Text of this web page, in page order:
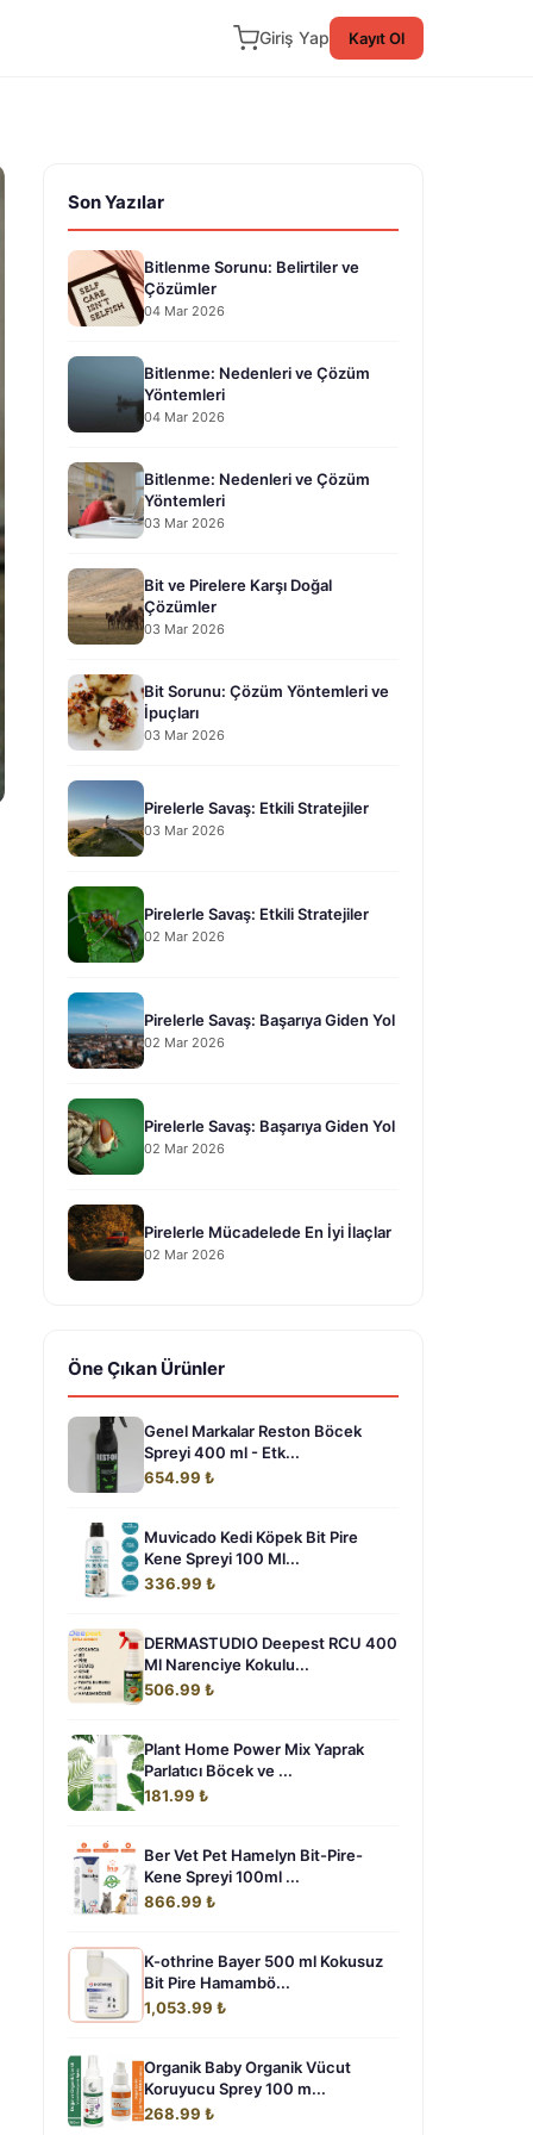
Giriş Yap Kayıt Ol
Son Yazılar
Bitlenme Sorunu: Belirtiler ve
Çözümler
04 Mar 2026
Bitlenme: Nedenleri ve Çözüm
Yöntemleri
04 Mar 2026
Bitlenme: Nedenleri ve Çözüm
Yöntemleri
03 Mar 2026
Bit ve Pirelere Karşı Doğal
Çözümler
03 Mar 2026
Bit Sorunu: Çözüm Yöntemleri ve
İpuçları
03 Mar 2026
Pirelerle Savaş: Etkili Stratejiler
03 Mar 2026
Pirelerle Savaş: Etkili Stratejiler
02 Mar 2026
Pirelerle Savaş: Başarıya Giden Yol
02 Mar 2026
Pirelerle Savaş: Başarıya Giden Yol
02 Mar 2026
Pirelerle Mücadelede En İyi İlaçlar
02 Mar 2026
Öne Çıkan Ürünler
Genel Markalar Reston Böcek
Spreyi 400 ml - Etk...
654.99 ₺
Muvicado Kedi Köpek Bit Pire
Kene Spreyi 100 Ml...
336.99 ₺
DERMASTUDIO Deepest RCU 400
Ml Narenciye Kokulu...
506.99 ₺
Plant Home Power Mix Yaprak
Parlatıcı Böcek ve ...
181.99 ₺
Ber Vet Pet Hamelyn Bit-Pire-
Kene Spreyi 100ml ...
866.99 ₺
K-othrine Bayer 500 ml Kokusuz
Bit Pire Hamambö...
1,053.99 ₺
Organik Baby Organik Vücut
Koruyucu Sprey 100 m...
268.99 ₺